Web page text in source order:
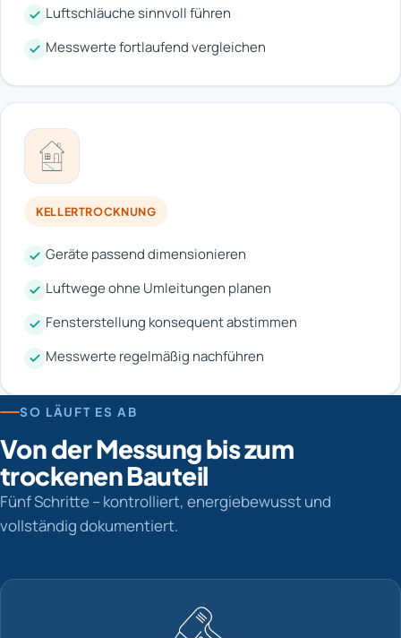
Luftschläuche sinnvoll führen
Messwerte fortlaufend vergleichen
KELLERTROCKNUNG
Geräte passend dimensionieren
Luftwege ohne Umleitungen planen
Fensterstellung konsequent abstimmen
Messwerte regelmäßig nachführen
SO LÄUFT ES AB
Von der Messung bis zum
trockenen Bauteil
Fünf Schritte – kontrolliert, energiebewusst und
vollständig dokumentiert.